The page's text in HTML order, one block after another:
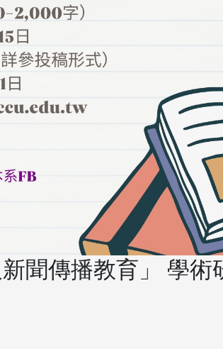
聞傳播教育」 學術